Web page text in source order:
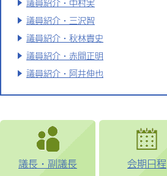
議員紹介・三沢智
議員紹介・秋林貴史
議員紹介・赤間正明
議員紹介・阿井伸也
議長・副議長 会期日程